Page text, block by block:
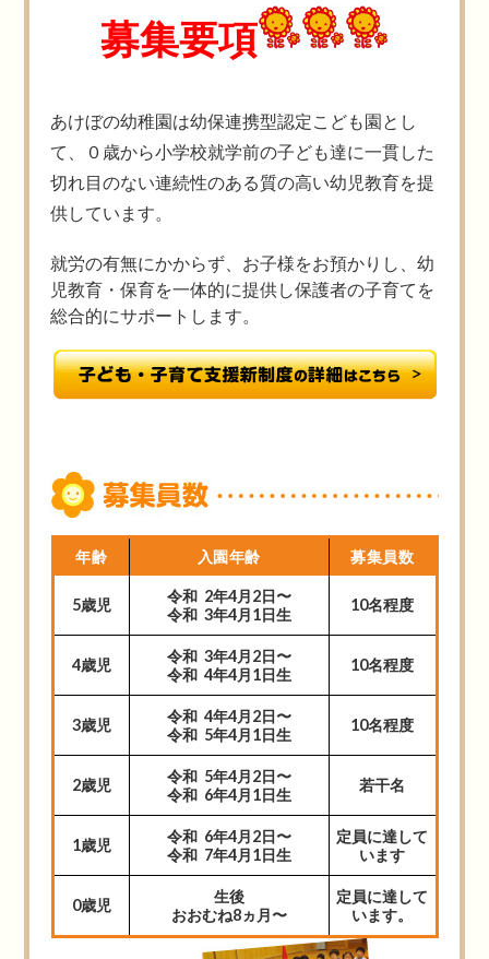
募集要項
あけぼの幼稚園は幼保連携型認定こども園とし
て、０歳から小学校就学前の子ども達に一貫した
切れ目のない連続性のある質の高い幼児教育を提
供しています。
就労の有無にかからず、お子様をお預かりし、幼
児教育・保育を一体的に提供し保護者の子育てを
総合的にサポートします。
年齢 入園年齢 募集員数
5歳児
令和 2年4月2日〜
令和 3年4月1日生
10名程度
4歳児
令和 3年4月2日〜
令和 4年4月1日生
10名程度
3歳児
令和 4年4月2日〜
令和 5年4月1日生
10名程度
2歳児
令和 5年4月2日〜
令和 6年4月1日生
若干名
1歳児
令和 6年4月2日〜
令和 7年4月1日生
定員に達して
います
0歳児
生後
おおむね8ヵ月〜
定員に達して
います。